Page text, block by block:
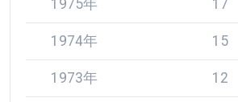
1975年 17
1974年 15
1973年 12